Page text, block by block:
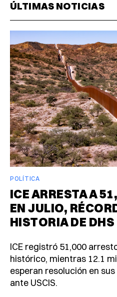
ÚLTIMAS NOTICIAS
POLÍTICA
ICE ARRESTA A
EN JULIO,
HISTORIA DE DHS
ICE registró 51,000
histórico, mientras 12.1
esperan resolución en
ante USCIS.